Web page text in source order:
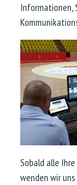
Informationen,
Sobald alle
wenden wir